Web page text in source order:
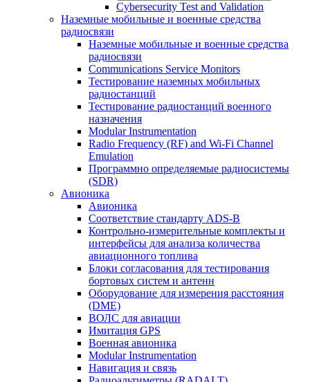
Cybersecurity Test and Validation
Наземные мобильные и военные средства
радиосвязи
Наземные мобильные и военные средства
радиосвязи
Communications Service Monitors
Тестирование наземных мобильных
радиостанций
Тестирование радиостанций военного
назначения
Modular Instrumentation
Radio Frequency (RF) and Wi-Fi Channel
Emulation
Программно определяемые радиосистемы
(SDR)
Авионика
Авионика
Соответствие стандарту ADS-B
Контрольно-измерительные комплекты и
интерфейсы для анализа количества
авиационного топлива
Блоки согласования для тестирования
бортовых систем и антенн
Оборудование для измерения расстояния
(DME)
ВОЛС для авиации
Имитация GPS
Военная авионика
Modular Instrumentation
Навигация и связь